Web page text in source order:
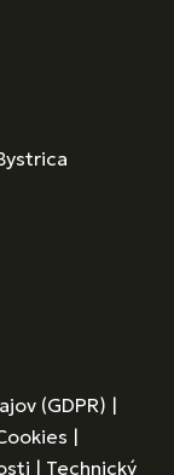
(GDPR) |
|
| Technický